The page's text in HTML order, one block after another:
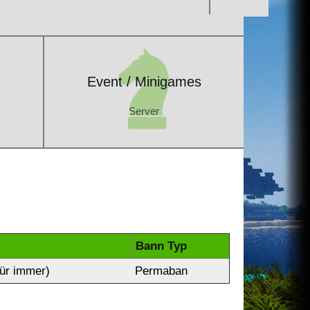
Event / Minigames
Server
Event / Minigames
Server
Bann Typ
immer)
Permaban